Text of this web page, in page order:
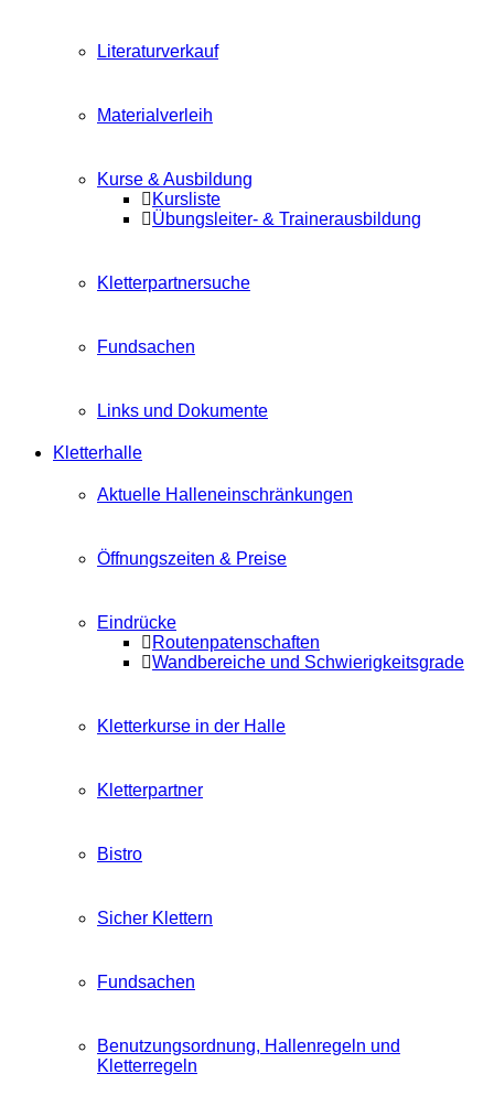
Literaturverkauf
Materialverleih
Kurse & Ausbildung
Kursliste
Übungsleiter- & Trainerausbildung
Kletterpartnersuche
Fundsachen
Links und Dokumente
Kletterhalle
Aktuelle Halleneinschränkungen
Öffnungszeiten & Preise
Eindrücke
Routenpatenschaften
Wandbereiche und Schwierigkeitsgrade
Kletterkurse in der Halle
Kletterpartner
Bistro
Sicher Klettern
Fundsachen
Benutzungsordnung, Hallenregeln und
Kletterregeln